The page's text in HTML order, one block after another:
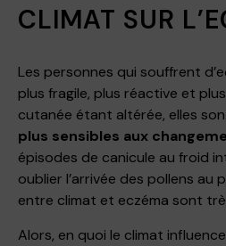
CLIMAT SUR
Les personnes qui souffrent
plus fragile, plus réactive et
cutanée étant altérée, elles
plus sensibles aux
épisodes de canicule au froid
oublier l’arrivée des pollens au
entre climat et eczéma sont
Alors, en quoi le climat